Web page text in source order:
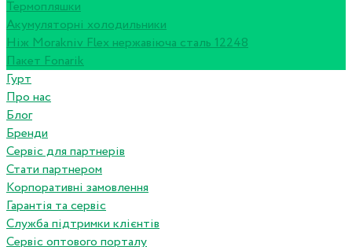
Термопляшки
Акумуляторні холодильники
Ніж Morakniv Flex нержавіюча сталь 12248
Пакет Fonarik
Гурт
Про нас
Блог
Бренди
Сервіс для партнерів
Стати партнером
Корпоративні замовлення
Гарантія та сервіс
Служба підтримки клієнтів
Сервіс оптового порталу